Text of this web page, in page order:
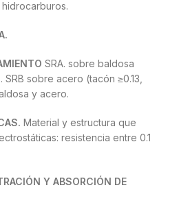
hidrocarburos.
SRA. sobre baldosa
sobre acero (tacón ≥0.13,
y acero.
Material y estructura que
resistencia entre 0.1
Y ABSORCIÓN DE